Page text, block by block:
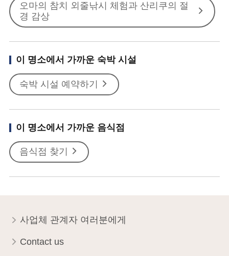
오마의 참치 외줄낚시 체험과 산리쿠의 절
경 감상
이 명소에서 가까운 숙박 시설
숙박 시설 예약하기
이 명소에서 가까운 음식점
음식점 찾기
사업체 관계자 여러분에게
Contact us